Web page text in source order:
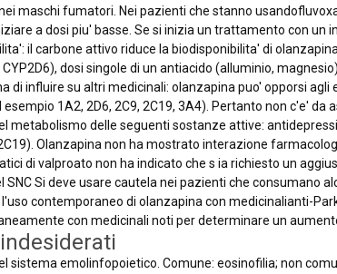
maschi fumatori. Nei pazienti che stanno
a dosi piu' basse. Se si inizia un trattamento con un
il carbone attivo riduce la biodisponibilita' di
dosi singole di un antiacido (alluminio,
di influire su altri medicinali: olanzapina puo' opporsi
esempio 1A2, 2D6, 2C9, 2C19, 3A4). Pertanto non c'e'
metabolismo delle seguenti sostanze attive:
Olanzapina non ha mostrato interazione
di valproato non ha indicato che s ia richiesto un
SNC Si deve usare cautela nei pazienti che consumano
contemporaneo di olanzapina con medicinalianti-
con medicinali noti per determinare un
sistema emolinfopoietico. Comune: eosinofilia; non